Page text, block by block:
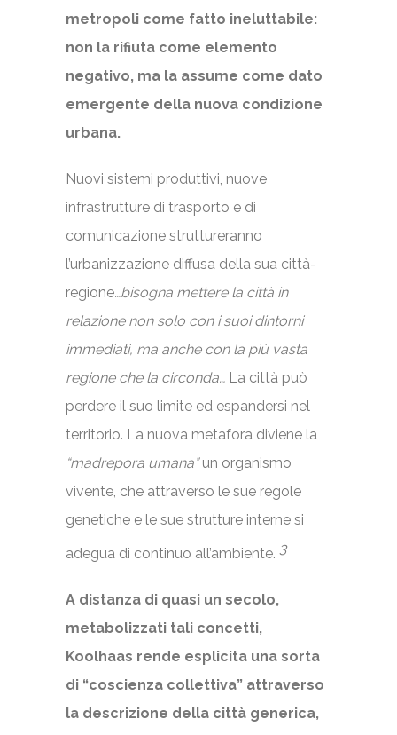
metropoli come fatto ineluttabile:
non la rifiuta come elemento
negativo, ma la assume come dato
emergente della nuova condizione
urbana.
Nuovi sistemi produttivi, nuove
infrastrutture di trasporto e di
comunicazione struttureranno
l’urbanizzazione diffusa della sua città-
regione…bisogna mettere la città in
relazione non solo con i suoi dintorni
immediati, ma anche con la più vasta
regione che la circonda… La città può
perdere il suo limite ed espandersi nel
territorio. La nuova metafora diviene la
“madrepora umana”un organismo
vivente, che attraverso le sue regole
genetiche e le sue strutture interne si
adegua di continuo all’ambiente. 3
A distanza di quasi un secolo,
metabolizzati tali concetti,
Koolhaas rende esplicita una sorta
di “coscienza collettiva” attraverso
la descrizione della città generica,